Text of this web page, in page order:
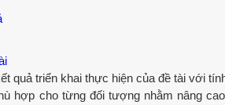
quả triển khai thực hiện của đề tài với
hợp cho từng đối tượng nhằm nâng